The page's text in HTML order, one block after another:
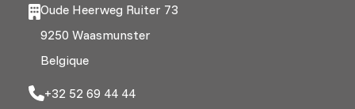
Oude Heerweg Ruiter 73
9250 Waasmunster
Belgique
+32 52 69 44 44